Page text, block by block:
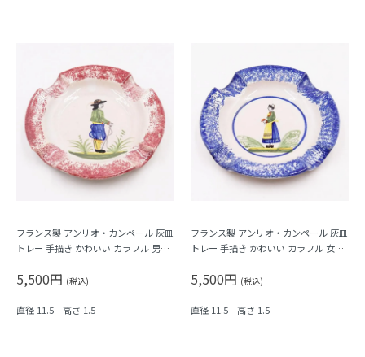
フランス製 アンリオ・カンペール 灰皿
トレー 手描き かわいい カラフル 男性
5,500円 (税込)
直径 11.5 高さ 1.5
フランス製 アンリオ・カンペール 灰皿
トレー 手描き かわいい カラフル 女性
5,500円 (税込)
直径 11.5 高さ 1.5